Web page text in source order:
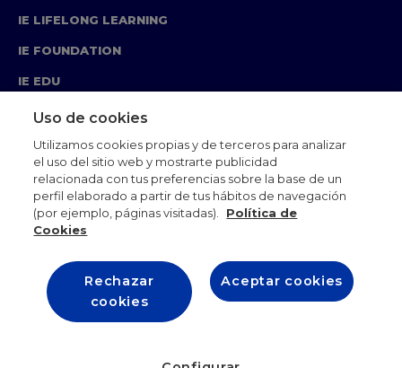
IE LIFELONG LEARNING
IE FOUNDATION
IE EDU
Legal Notice Privacy Policy
Cookie Policy
Ethics Code
Academics Standards
Corporate Relations
IE Store Sitemap
Uso de cookies
Utilizamos cookies propias y de terceros para analizar
el uso del sitio web y mostrarte publicidad
relacionada con tus preferencias sobre la base de un
perfil elaborado a partir de tus hábitos de navegación
(por ejemplo, páginas visitadas).
Política de
Cookies
Aceptar cookies
Rechazar
cookies